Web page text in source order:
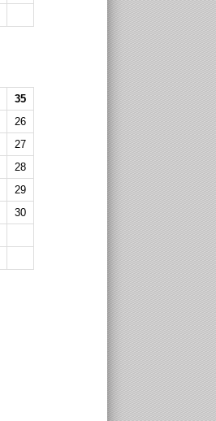
35
26
27
28
29
30